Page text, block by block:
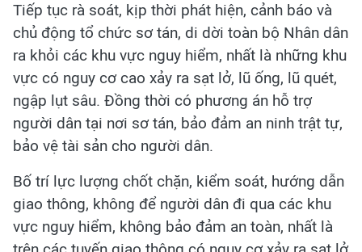
Tiếp tục rà soát, kịp thời phát hiện, cảnh báo và
chủ động tổ chức sơ tán, di dời toàn bộ Nhân dân
ra khỏi các khu vực nguy hiểm, nhất là những khu
vực có nguy cơ cao xảy ra sạt lở, lũ ống, lũ quét,
ngập lụt sâu. Đồng thời có phương án hỗ trợ
người dân tại nơi sơ tán, bảo đảm an ninh trật tự,
bảo vệ tài sản cho người dân.
Bố trí lực lượng chốt chặn, kiểm soát, hướng dẫn
giao thông, không để người dân đi qua các khu
vực nguy hiểm, không bảo đảm an toàn, nhất là